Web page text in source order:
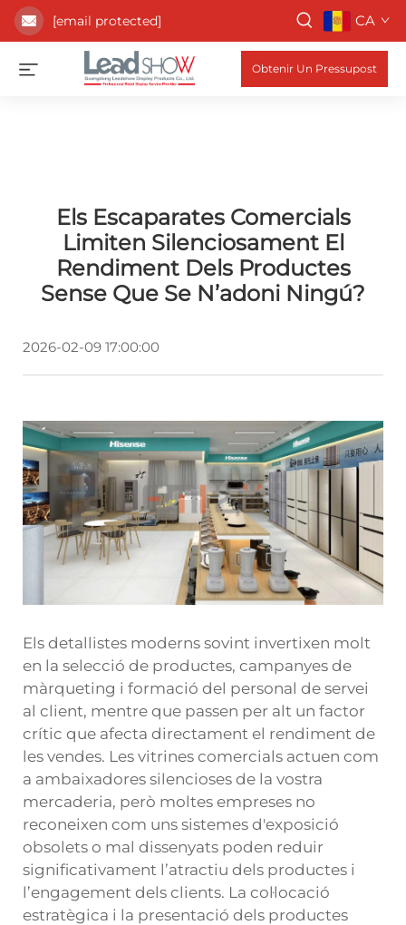
[email protected] CA
Obtenir Un Pressupost
Els Escaparates Comercials
Limiten Silenciosament El
Rendiment Dels Productes
Sense Que Se N’adoni Ningú?
2026-02-09 17:00:00
Els detallistes moderns sovint invertixen molt
en la selecció de productes, campanyes de
màrqueting i formació del personal de servei
al client, mentre que passen per alt un factor
crític que afecta directament el rendiment de
les vendes. Les vitrines comercials actuen com
a ambaixadores silencioses de la vostra
mercaderia, però moltes empreses no
reconeixen com uns sistemes d'exposició
obsolets o mal dissenyats poden reduir
significativament l’atractiu dels productes i
l’engagement dels clients. La col·locació
estratègica i la presentació dels productes